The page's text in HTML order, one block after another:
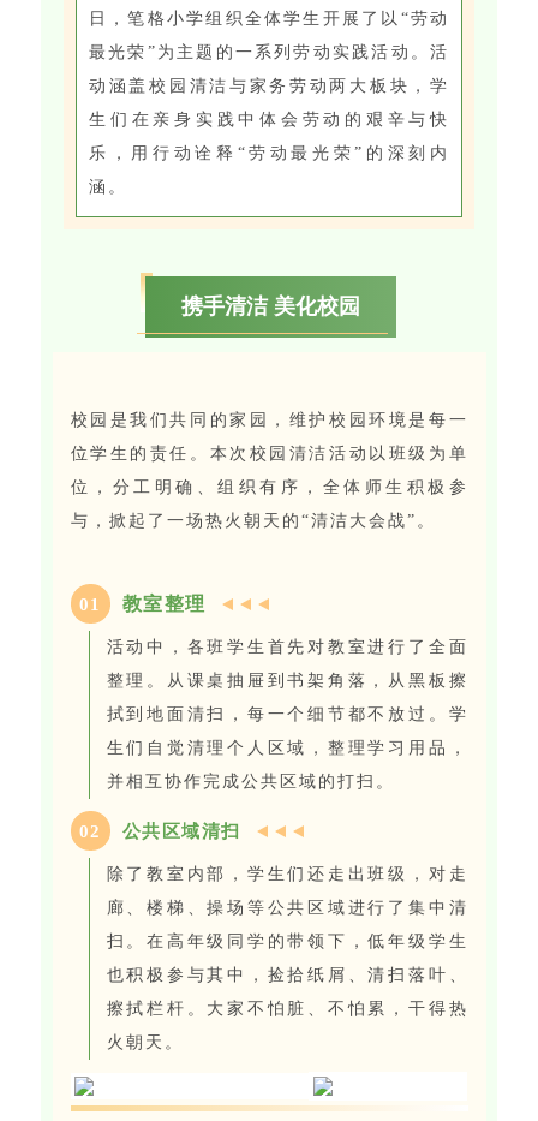
日，笔格小学组织全体学生开展了以“劳动
最光荣”为主题的一系列劳动实践活动。活
动涵盖校园清洁与家务劳动两大板块，学
生们在亲身实践中体会劳动的艰辛与快
乐，用行动诠释“劳动最光荣”的深刻内
涵。
携手清洁 美化校园
校园是我们共同的家园，维护校园环境是每一
位学生的责任。本次校园清洁活动以班级为单
位，分工明确、组织有序，全体师生积极参
与，掀起了一场热火朝天的“清洁大会战”。
01 教室整理
活动中，各班学生首先对教室进行了全面
整理。从课桌抽屉到书架角落，从黑板擦
拭到地面清扫，每一个细节都不放过。学
生们自觉清理个人区域，整理学习用品，
并相互协作完成公共区域的打扫。
02 公共区域清扫
除了教室内部，学生们还走出班级，对走
廊、楼梯、操场等公共区域进行了集中清
扫。在高年级同学的带领下，低年级学生
也积极参与其中，捡拾纸屑、清扫落叶、
擦拭栏杆。大家不怕脏、不怕累，干得热
火朝天。